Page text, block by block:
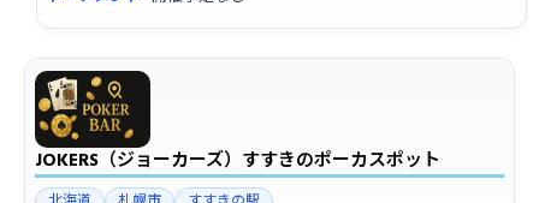
JOKERS（ジョーカーズ）すすきのポーカスポット